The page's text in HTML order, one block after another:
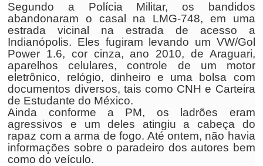
Segundo a Polícia Militar, os bandidos
abandonaram o casal na LMG-748, em uma
estrada vicinal na estrada de acesso a
Indianópolis. Eles fugiram levando um VW/Gol
Power 1.6, cor cinza, ano 2010, de Araguari,
aparelhos celulares, controle de um motor
eletrônico, relógio, dinheiro e uma bolsa com
documentos diversos, tais como CNH e Carteira
de Estudante do México.
Ainda conforme a PM, os ladrões eram
agressivos e um deles atingiu a cabeça do
rapaz com a arma de fogo. Até ontem, não havia
informações sobre o paradeiro dos autores bem
como do veículo.